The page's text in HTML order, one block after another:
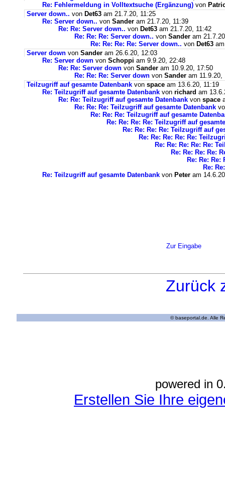
Re: Fehlermeldung in Volltextsuche (Ergänzung) von
Server down.. von Det63 am 21.7.20, 11:25
Re: Server down.. von Sander am 21.7.20, 11:39
Re: Re: Server down.. von Det63 am 21.7.20, 11:42
Re: Re: Re: Server down.. von Sander am
Re: Re: Re: Re: Server down.. von Det63
Server down von Sander am 26.6.20, 12:03
Re: Server down von Schoppi am 9.9.20, 22:48
Re: Re: Server down von Sander am 10.9.20, 17:50
Re: Re: Re: Server down von Sander am 11.9.20,
Teilzugriff auf gesamte Datenbank von space am 13.6.20, 11:19
Re: Teilzugriff auf gesamte Datenbank von richard am
Re: Re: Teilzugriff auf gesamte Datenbank von space
Re: Re: Re: Teilzugriff auf gesamte Datenbank
Re: Re: Re: Teilzugriff auf gesamte
Re: Re: Re: Re: Teilzugriff auf
Re: Re: Re: Re: Teilzugriff auf
Re: Re: Re: Re: Re:
Re: Re: Re: Re: Re:
Re: Re: Re: Re:
Re: Re: Re:
Re:
Re: Teilzugriff auf gesamte Datenbank von Peter am
Zur Eingabe
Zurück
© baseportal.de. Alle
powered in
Erstellen Sie Ihre